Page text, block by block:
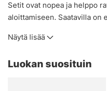
Setit ovat nopea ja helppo
aloittamiseen. Saatavilla on
urheilukalastajille.
tai muunlaista kalastusta,
Näytä lisää
Luokan suosituin